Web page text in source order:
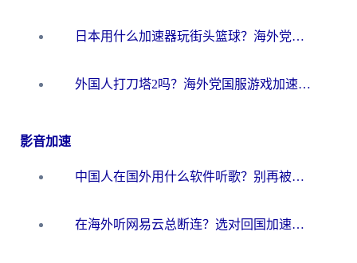
日本用什么加速器玩街头篮球？海外党国服游戏不卡顿的终极攻略
外国人打刀塔2吗？海外党国服游戏加速避坑全攻略
影音加速
中国人在国外用什么软件听歌？别再被地域限制卡脖子，这篇教你轻松解锁国内音乐库
在海外听网易云总断连？选对回国加速器，告别地区限制和卡顿